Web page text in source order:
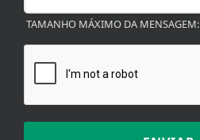
ENVIAR